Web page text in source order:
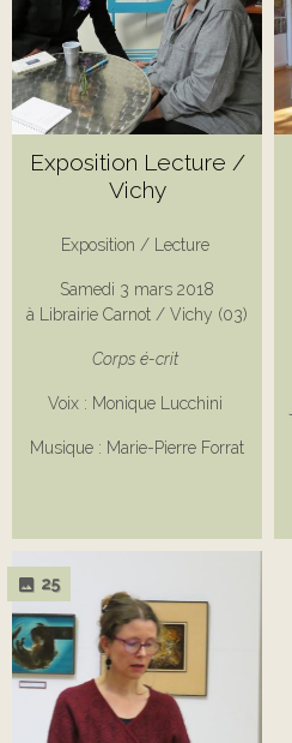
Exposition Lecture /
Vichy
Exposition / Lecture
Samedi 3 mars 2018
à Librairie Carnot / Vichy (03)
Corps é-crit
Voix : Monique Lucchini
Musique : Marie-Pierre Forrat
25